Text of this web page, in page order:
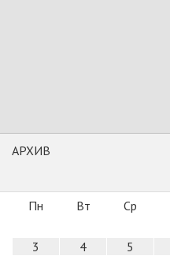
АРХИВ
Пн Вт Ср
3
4 5